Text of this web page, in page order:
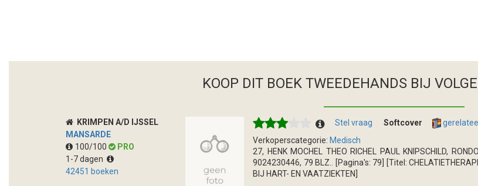
KOOP DIT BOEK TWEEDEHANDS BIJ
KRIMPEN A/D IJSSEL
MANSARDE
100/100
PRO
1-7 dagen
42451 boeken
Stel vraag Softcover
Verkoperscategorie: Medisch
27, HENK MOCHEL THEO RICHEL PAUL KNIPSCHILD,
9024230446, 79 BLZ.. [Pagina's: 79] [Titel:
BIJ HART- EN VAATZIEKTEN]